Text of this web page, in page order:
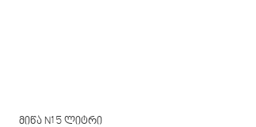
მიწა N1 5 ლიტრი